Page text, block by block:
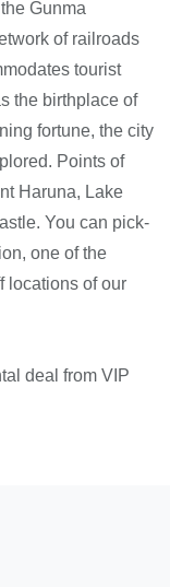
Gunma
of railroads
tourist
the birthplace of
fortune, the city
Points of
Haruna, Lake
You can pick-
one of the
locations of our
deal from VIP